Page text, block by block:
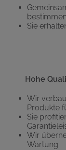
Sie
Hohe
Wir
Produkte
Sie
Wir
Wartung